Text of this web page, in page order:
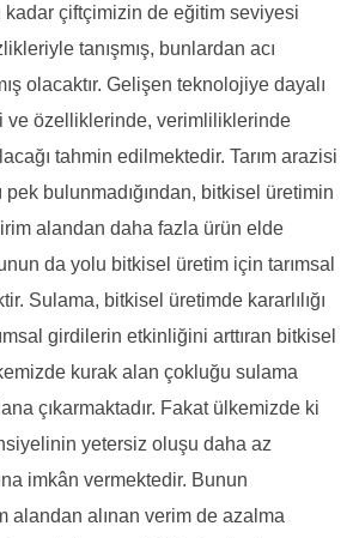
kadar çiftçimizin de eğitim seviyesi
tanışmış, bunlardan acı
olacaktır. Gelişen teknolojiye dayalı
ve özelliklerinde, verimliliklerinde
tahmin edilmektedir. Tarım arazisi
bulunmadığından, bitkisel üretimin
alandan daha fazla ürün elde
da yolu bitkisel üretim için tarımsal
Sulama, bitkisel üretimde kararlılığı
girdilerin etkinliğini arttıran bitkisel
kurak alan çokluğu sulama
çıkarmaktadır. Fakat ülkemizde ki
yetersiz oluşu daha az
imkân vermektedir. Bunun
alandan alınan verim de azalma